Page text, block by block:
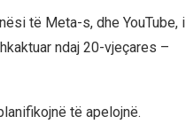
të Meta-s, dhe YouTube, i
ndaj 20-vjeçares –
të apelojnë.